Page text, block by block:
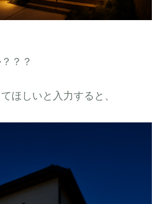
？？
ほしいと入力すると、